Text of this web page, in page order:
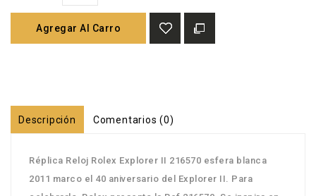
Agregar Al Carro
Descripción Comentarios (0)
Réplica Reloj Rolex Explorer II 216570 esfera blanca
2011 marco el 40 aniversario del Explorer II. Para